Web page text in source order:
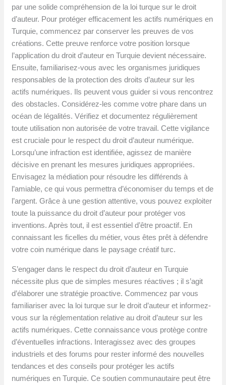
par une solide compréhension de la loi turque sur le droit
d’auteur. Pour protéger efficacement les actifs numériques en
Turquie, commencez par conserver les preuves de vos
créations. Cette preuve renforce votre position lorsque
l’application du droit d’auteur en Turquie devient nécessaire.
Ensuite, familiarisez-vous avec les organismes juridiques
responsables de la protection des droits d’auteur sur les
actifs numériques. Ils peuvent vous guider si vous rencontrez
des obstacles. Considérez-les comme votre phare dans un
océan de légalités. Vérifiez et documentez régulièrement
toute utilisation non autorisée de votre travail. Cette vigilance
est cruciale pour le respect du droit d’auteur numérique.
Lorsqu’une infraction est identifiée, agissez de manière
décisive en prenant les mesures juridiques appropriées.
Envisagez la médiation pour résoudre les différends à
l’amiable, ce qui vous permettra d’économiser du temps et de
l’argent. Grâce à une gestion attentive, vous pouvez exploiter
toute la puissance du droit d’auteur pour protéger vos
inventions. Après tout, il est essentiel d’être proactif. En
connaissant les ficelles du métier, vous êtes prêt à défendre
votre coin numérique dans le paysage créatif turc.
S’engager dans le respect du droit d’auteur en Turquie
nécessite plus que de simples mesures réactives ; il s’agit
d’élaborer une stratégie proactive. Commencez par vous
familiariser avec la loi turque sur le droit d’auteur et informez-
vous sur la réglementation relative au droit d’auteur sur les
actifs numériques. Cette connaissance vous protège contre
d’éventuelles infractions. Interagissez avec des groupes
industriels et des forums pour rester informé des nouvelles
tendances et des conseils pour protéger les actifs
numériques en Turquie. Ce soutien communautaire peut être